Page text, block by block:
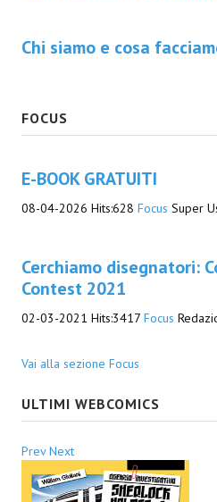
Daryl Dark
Lovecraft & Holmes
Watson & Lovecraft
Giganti d'Acciaio
I.S. "E.Salgari"
Joumon
Zeldamalincony
Borley Rectory Club
Chi siamo e cosa
FOCUS
E-BOOK GRATUITI
08-04-2026 Hits:628 Focus Super
Cerchiamo disegnatori:
Contest 2021
02-03-2021 Hits:3417 Focus
Vai alla sezione Focus
ULTIMI WEBCOMICS
Prev Next